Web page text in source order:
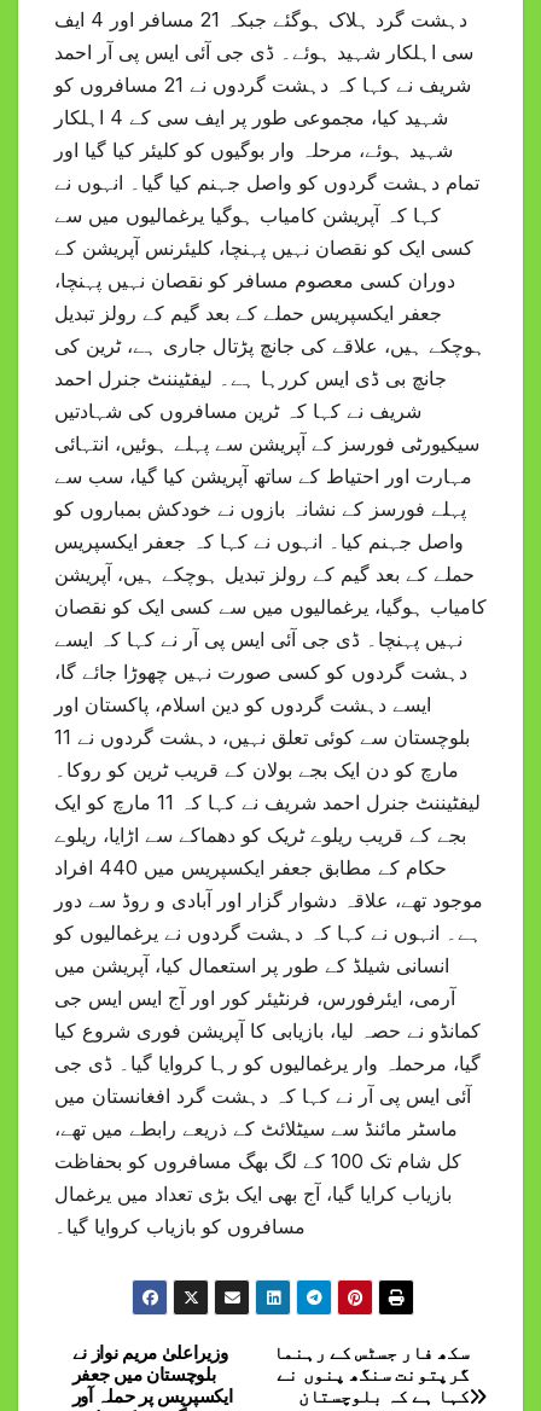
دہشت گرد ہلاک ہوگئے جبکہ 21 مسافر اور 4 ایف
سی اہلکار شہید ہوئے۔ ڈی جی آئی ایس پی آر احمد
شریف نے کہا کہ دہشت گردوں نے 21 مسافروں کو
شہید کیا، مجموعی طور پر ایف سی کے 4 اہلکار
شہید ہوئے، مرحلہ وار بوگیوں کو کلیئر کیا گیا اور
تمام دہشت گردوں کو واصل جہنم کیا گیا۔ انہوں نے
کہا کہ آپریشن کامیاب ہوگیا یرغمالیوں میں سے
کسی ایک کو نقصان نہیں پہنچا، کلیئرنس آپریشن کے
دوران کسی معصوم مسافر کو نقصان نہیں پہنچا،
جعفر ایکسپریس حملے کے بعد گیم کے رولز تبدیل
ہوچکے ہیں، علاقے کی جانچ پڑتال جاری ہے، ٹرین کی
جانچ بی ڈی ایس کررہا ہے۔ لیفٹیننٹ جنرل احمد
شریف نے کہا کہ ٹرین مسافروں کی شہادتیں
سیکیورٹی فورسز کے آپریشن سے پہلے ہوئیں، انتہائی
مہارت اور احتیاط کے ساتھ آپریشن کیا گیا، سب سے
پہلے فورسز کے نشانہ بازوں نے خودکش بمباروں کو
واصل جہنم کیا۔ انہوں نے کہا کہ جعفر ایکسپریس
حملے کے بعد گیم کے رولز تبدیل ہوچکے ہیں، آپریشن
کامیاب ہوگیا، یرغمالیوں میں سے کسی ایک کو نقصان
نہیں پہنچا۔ ڈی جی آئی ایس پی آر نے کہا کہ ایسے
دہشت گردوں کو کسی صورت نہیں چھوڑا جائے گا،
ایسے دہشت گردوں کو دین اسلام، پاکستان اور
بلوچستان سے کوئی تعلق نہیں، دہشت گردوں نے 11
مارچ کو دن ایک بجے بولان کے قریب ٹرین کو روکا۔
لیفٹیننٹ جنرل احمد شریف نے کہا کہ 11 مارچ کو ایک
بجے کے قریب ریلوے ٹریک کو دھماکے سے اڑایا، ریلوے
حکام کے مطابق جعفر ایکسپریس میں 440 افراد
موجود تھے، علاقہ دشوار گزار اور آبادی و روڈ سے دور
ہے۔ انہوں نے کہا کہ دہشت گردوں نے یرغمالیوں کو
انسانی شیلڈ کے طور پر استعمال کیا، آپریشن میں
آرمی، ایئرفورس، فرنٹیئر کور اور آج ایس ایس جی
کمانڈو نے حصہ لیا، بازیابی کا آپریشن فوری شروع کیا
گیا، مرحملہ وار یرغمالیوں کو رہا کروایا گیا۔ ڈی جی
آئی ایس پی آر نے کہا کہ دہشت گرد افغانستان میں
ماسٹر مائنڈ سے سیٹلائٹ کے ذریعے رابطے میں تھے،
کل شام تک 100 کے لگ بھگ مسافروں کو بحفاظت
بازیاب کرایا گیا، آج بھی ایک بڑی تعداد میں یرغمال
مسافروں کو بازیاب کروایا گیا۔
Post
سکھ فار جسٹس کے رہنما
گرپتونت سنگھ پنوں نے
کہا ہے کہ بلوچستان
وزیراعلیٰ مریم نواز نے
بلوچستان میں جعفر
ایکسپریس پر حملہ آور